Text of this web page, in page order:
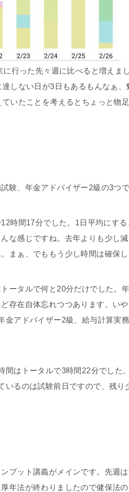
行った先々週に比べると増えま
しない日が3日もあるもんなぁ、
いたことを考えるとちょっと物
験、年金アドバイザー2級の3つで
時間17分でした。1日平均にす
な感じですね。去年よりも少し
まぁ、でももう少し時間は確保し
ータルで何と20分だけでした。
存在自体忘れつつあります。いや
金アドバイザー2級、給与計算実
間はトータルで3時間22分でした
るのは試験前日ですので、残り
プット講義がメインです。先週
年法が終わりましたので健保法の